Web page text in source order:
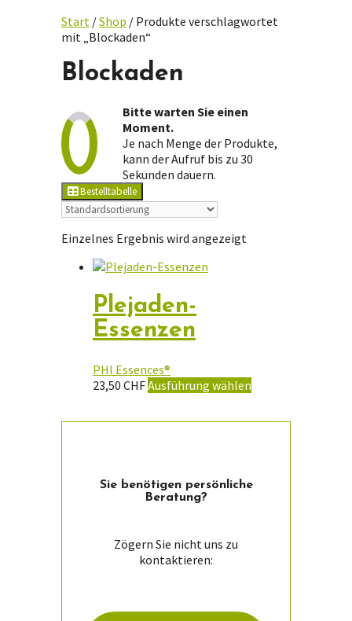
Start /Shop / Produkte verschlagwortet
mit „Blockaden“
Blockaden
Bitte warten Sie einen
Moment.
Je nach Menge der Produkte,
kann der Aufruf bis zu 30
Sekunden dauern.
Bestelltabelle
Einzelnes Ergebnis wird angezeigt
Plejaden-
Essenzen
PHI Essences®
23,50 CHFAusführung wählen
Die
Sie ­benötigen persön­liche
Beratung?
Zögern Sie nicht uns zu
kontaktieren: